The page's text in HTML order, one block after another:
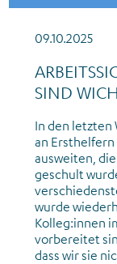
09.10.2025
SIND
In den letzten
an
ausweiten, die
geschult
wurde
Kolleg:innen
vorbereitet
dass wir sie